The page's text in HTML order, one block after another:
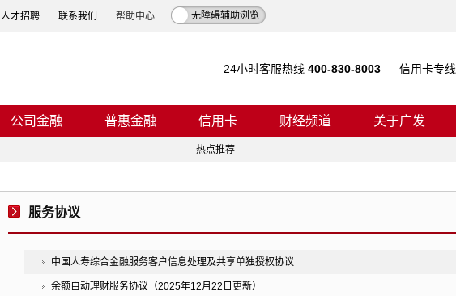
人才招聘 联系我们 帮助中心 无障碍辅助浏览
24小时客服热线 400-830-8003 信用卡专线
公司金融 普惠金融 信用卡 财经频道 关于广发
热点推荐
服务协议
中国人寿综合金融服务客户信息处理及共享单独授权协议
余额自动理财服务协议（2025年12月22日更新）